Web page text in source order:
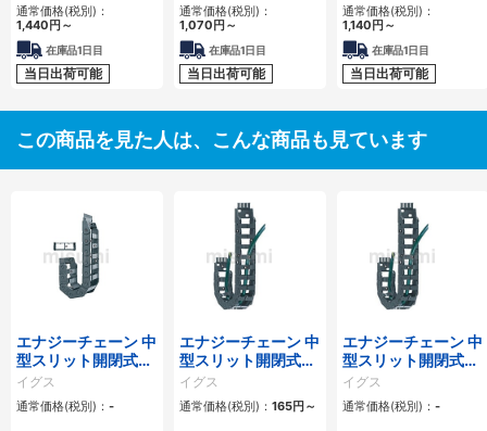
通常価格(税別)：
1,440 円 ～
在庫品1日目
当日出荷可能
通常価格(税別)：
1,070 円 ～
在庫品1日目
当日出荷可能
通常価格(税別)：
1,140 円 ～
在庫品1日目
当日出荷可能
この商品を見た人は、こんな商品も見ています
エナジーチェーン 中
型スリット開閉式
（EZチェーン）
Z200型
イグス
通常価格(税別)： -
エナジーチェーン 中
型スリット開閉式
（EZチェーン） E14
型
イグス
通常価格(税別)： 165円 ～
エナジーチェーン 中
型スリット開閉式
（EZチェーン） Z14
型
イグス
通常価格(税別)： -